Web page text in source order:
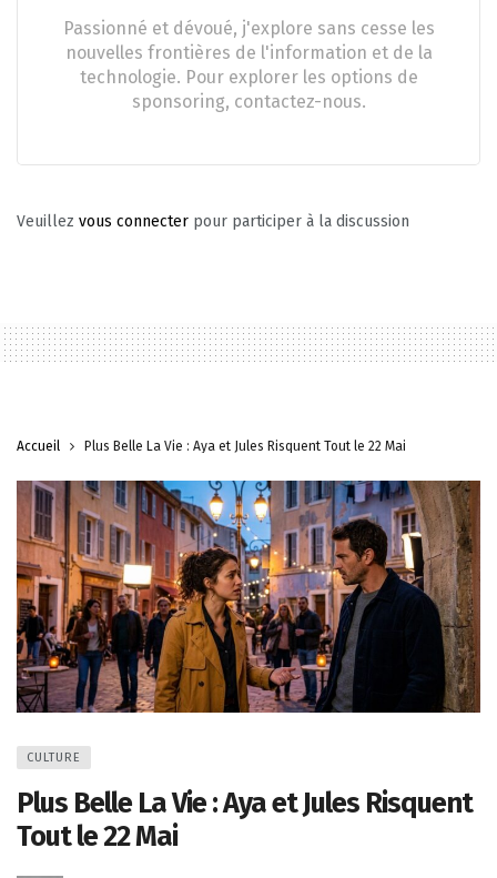
Passionné et dévoué, j'explore sans cesse les
nouvelles frontières de l'information et de la
technologie. Pour explorer les options de
sponsoring, contactez-nous.
Veuillez vous connecter pour participer à la discussion
Accueil Plus Belle La Vie : Aya et Jules Risquent Tout le 22 Mai
CULTURE
Plus Belle La Vie : Aya et Jules Risquent
Tout le 22 Mai